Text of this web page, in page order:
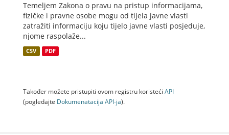
Temeljem Zakona o pravu na pristup informacijama,
fizičke i pravne osobe mogu od tijela javne vlasti
zatražiti informaciju koju tijelo javne vlasti posjeduje,
njome raspolaže...
CSV PDF
Također možete pristupiti ovom registru koristeći API
(pogledajte Dokumenаtаcijа API-jа).